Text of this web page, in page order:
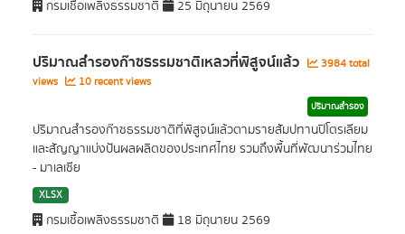
กรมเชื้อเพลิงธรรมชาติ 25 มิถุนายน 2569
ปริมาณสำรองก๊าซธรรมชาติเหลวที่พิสูจน์แล้ว
3984 total
views
10 recent views
ปริมาณสำรอง
ปริมาณสำรองก๊าซธรรมชาติที่พิสูจน์แล้วตามรายสัมปทานปิโตรเลียม
และสัญญาแบ่งปันผลผลิตของประเทศไทย รวมถึงพื้นที่พัฒนาร่วมไทย
- มาเลเซีย
XLSX
กรมเชื้อเพลิงธรรมชาติ 18 มิถุนายน 2569